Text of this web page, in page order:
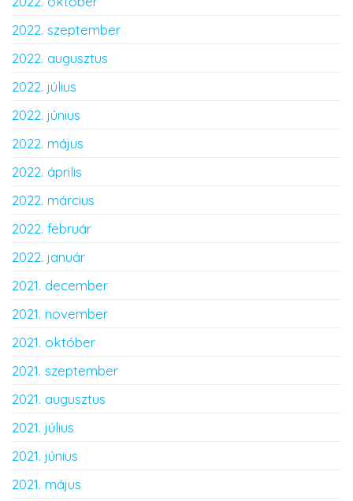
2022. szeptember
2022. augusztus
2022. július
2022. június
2022. május
2022. április
2022. március
2022. február
2022. január
2021. december
2021. november
2021. október
2021. szeptember
2021. augusztus
2021. július
2021. június
2021. május